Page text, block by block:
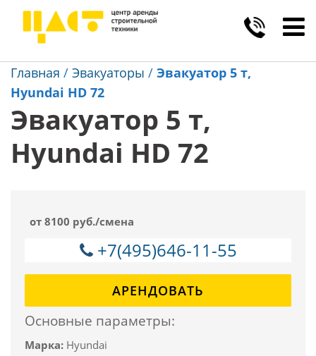
Главная / Эвакуаторы / Эвакуатор 5 т,
Hyundai HD 72
Эвакуатор 5 т,
Hyundai HD 72
от 8100 руб./смена
+7(495)646-11-55
АРЕНДОВАТЬ
Основные параметры:
Марка: Hyundai